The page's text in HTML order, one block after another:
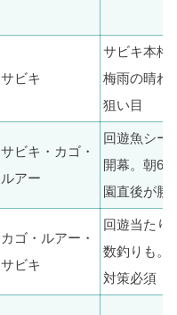
サビキ
サビキ本格
梅雨の晴れ
狙い目
サビキ・カゴ・
ルアー
回遊魚シー
開幕。朝6
園直後が勝
カゴ・ルアー・
サビキ
回遊当たり
数釣りも。
対策必須